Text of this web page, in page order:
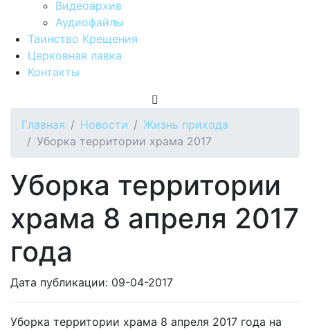
Видеоархив
Аудиофайлы
Таинство Крещения
Церковная лавка
Контакты
Главная Новости
Жизнь прихода
Уборка территории храма 2017
Уборка территории
храма 8 апреля 2017
года
Дата публикации: 09-04-2017
Уборка территории храма 8 апреля 2017 года на